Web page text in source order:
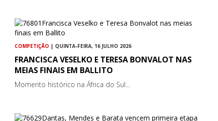
COMPETIÇÃO | QUINTA-FEIRA, 16 JULHO 2026
FRANCISCA VESELKO E TERESA BONVALOT NAS
MEIAS FINAIS EM BALLITO
Momento histórico na África do Sul...